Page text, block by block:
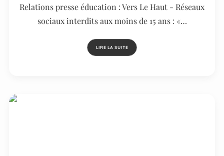
Relations presse éducation : Vers Le Haut - Réseaux
sociaux interdits aux moins de 15 ans : «…
LIRE LA SUITE